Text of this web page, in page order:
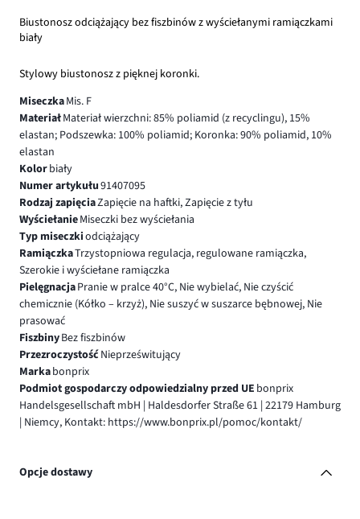
Biustonosz odciążający bez fiszbinów z wyściełanymi ramiączkami
biały
Stylowy biustonosz z pięknej koronki.
MiseczkaMis. F
MateriałMateriał wierzchni: 85% poliamid (z recyclingu), 15%
elastan; Podszewka: 100% poliamid; Koronka: 90% poliamid, 10%
elastan
Kolorbiały
Numer artykułu91407095
Rodzaj zapięciaZapięcie na haftki, Zapięcie z tyłu
WyściełanieMiseczki bez wyściełania
Typ miseczkiodciążający
RamiączkaTrzystopniowa regulacja, regulowane ramiączka,
Szerokie i wyściełane ramiączka
PielęgnacjaPranie w pralce 40°C, Nie wybielać, Nie czyścić
chemicznie (Kółko – krzyż), Nie suszyć w suszarce bębnowej, Nie
prasować
FiszbinyBez fiszbinów
PrzezroczystośćNieprześwitujący
Markabonprix
Podmiot gospodarczy odpowiedzialny przed UE bonprix
Handelsgesellschaft mbH | Haldesdorfer Straße 61 | 22179 Hamburg
| Niemcy, Kontakt: https://www.bonprix.pl/pomoc/kontakt/
Opcje dostawy